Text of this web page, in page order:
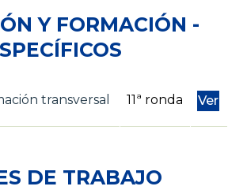
Y FORMACIÓN -
transversal 11ª ronda Ver
DE TRABAJO